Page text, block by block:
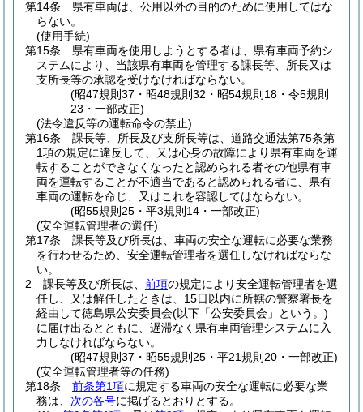
第14条
県有車両は、公用以外の目的のために使用してはな
らない。
(使用手続)
第15条
県有車両を使用しようとする者は、県有車両予約シ
ステムにより、当該県有車両を管理する課長等、所長又は
支所長等の承認を受けなければならない。
(昭47規則37・昭48規則32・昭54規則18・令5規則
23・一部改正)
(法令違反等の運転命令の禁止)
第16条
課長等、所長及び支所長等は、道路交通法第75条第
1項の規定に違反して、又は心身の故障により県有車両を運
転することができなくなったと認められる者その他県有車
両を運転することが不適当であると認められる者に、県有
車両の運転を命じ、又はこれを容認してはならない。
(昭55規則25・平3規則14・一部改正)
(安全運転管理者の選任)
第17条
課長等及び所長は、車両の安全な運転に必要な業務
を行わせるため、安全運転管理者を選任しなければならな
い。
2
課長等及び所長は、 前項の規定により安全運転管理者を選
任し、又は解任したときは、15日以内に所轄の警察署長を
経由して徳島県公安委員会(以下「公安委員会」という。)
に届け出るとともに、遅滞なく県有車両管理システムに入
力しなければならない。
(昭47規則37・昭55規則25・平21規則20・一部改正)
(安全運転管理者等の任務)
第18条
前条第1項に規定する車両の安全な運転に必要な業
務は、 次の各号に掲げるとおりとする。